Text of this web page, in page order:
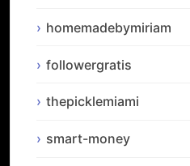
homemadebymiriam
followergratis
thepicklemiami
smart-money